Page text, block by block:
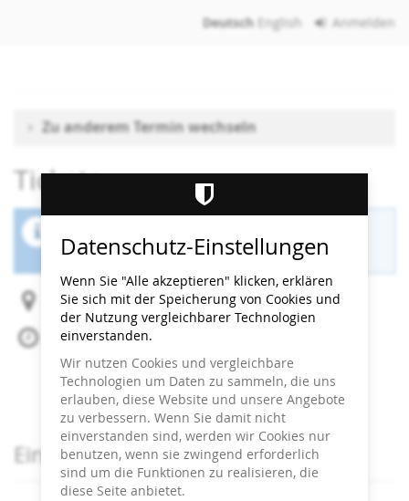
Deutsch English Anmelden
Zu anderem Termin wechseln
Tickets
ist beendet.
Heidi Horten Collection
So, 10. August 2025
Beginn:
13:00 Uhr
Ende:13:30Uhr
Zum Kalender hinzufügen
Produkte
Eintrittskarten
Datenschutz-Einstellungen
Wenn Sie "Alle akzeptieren" klicken, erklären
Sie sich mit der Speicherung von Cookies und
der Nutzung vergleichbarer Technologien
einverstanden.
Wir nutzen Cookies und vergleichbare
Technologien um Daten zu sammeln, die uns
erlauben, diese Website und unsere Angebote
zu verbessern. Wenn Sie damit nicht
einverstanden sind, werden wir Cookies nur
benutzen, wenn sie zwingend erforderlich
sind um die Funktionen zu realisieren, die
diese Seite anbietet.